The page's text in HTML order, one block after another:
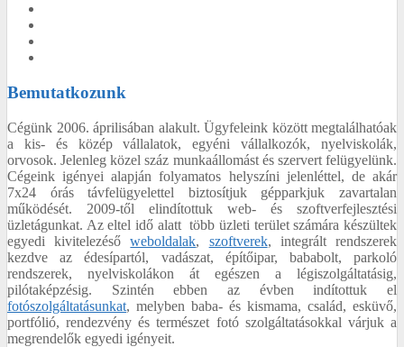
Bemutatkozunk
Cégünk 2006. áprilisában alakult. Ügyfeleink között megtalálhatóak
a kis- és közép vállalatok, egyéni vállalkozók, nyelviskolák,
orvosok. Jelenleg közel száz munkaállomást és szervert felügyelünk.
Cégeink igényei alapján folyamatos helyszíni jelenléttel, de akár
7x24 órás távfelügyelettel biztosítjuk gépparkjuk zavartalan
működését. 2009-től elindítottuk web- és szoftverfejlesztési
üzletágunkat. Az eltel idő alatt több üzleti terület számára készültek
egyedi kivitelezésőweboldalak, szoftverek, integrált rendszerek
kezdve az édesípartól, vadászat, építőipar, bababolt, parkoló
rendszerek, nyelviskolákon át egészen a légiszolgáltatásig,
pilótaképzésig. Szintén ebben az évben indítottuk el
fotószolgáltatásunkat, melyben baba- és kismama, család, esküvő,
portfólió, rendezvény és természet fotó szolgáltatásokkal várjuk a
megrendelők egyedi igényeit.